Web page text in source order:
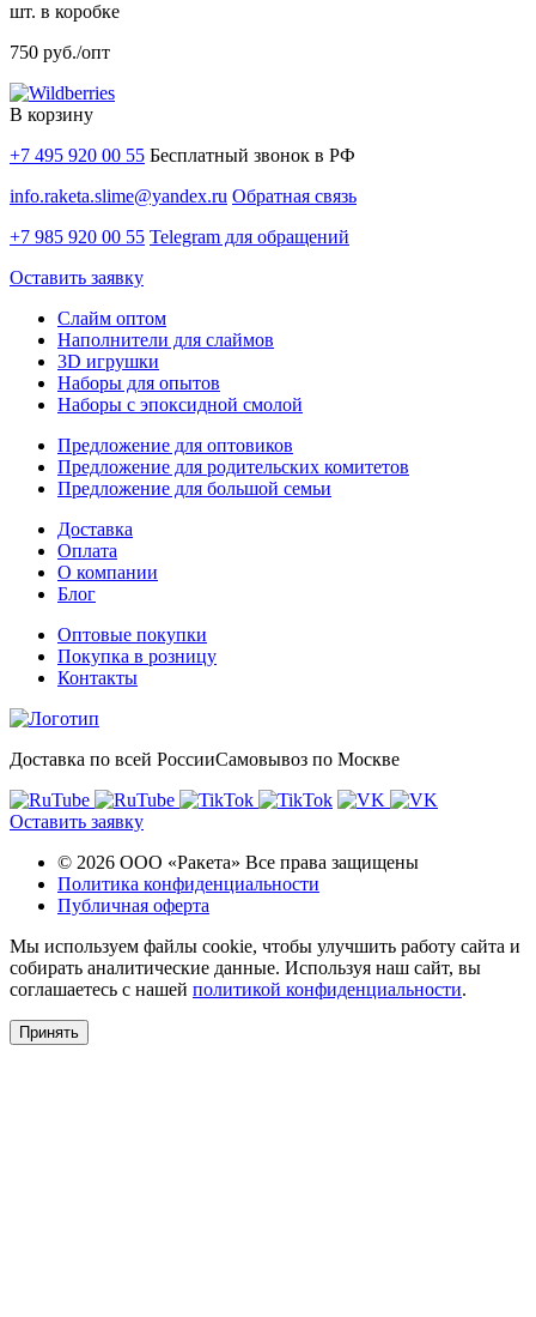
шт. в коробке
750 руб./опт
В корзину
+7 495 920 00 55 Бесплатный звонок в РФ
info.raketa.slime@yandex.ru Обратная связь
+7 985 920 00 55 Telegram для обращений
Оставить заявку
Слайм оптом
Наполнители для слаймов
3D игрушки
Наборы для опытов
Наборы с эпоксидной смолой
Предложение для оптовиков
Предложение для родительских комитетов
Предложение для большой семьи
Доставка
Оплата
О компании
Блог
Оптовые покупки
Покупка в розницу
Контакты
Доставка по всей РоссииСамовывоз по Москве
Оставить заявку
© 2026 ООО «Ракета» Все права защищены
Политика конфиденциальности
Публичная оферта
Мы используем файлы cookie, чтобы улучшить работу сайта и
собирать аналитические данные. Используя наш сайт, вы
соглашаетесь с нашей политикой конфиденциальности.
Принять